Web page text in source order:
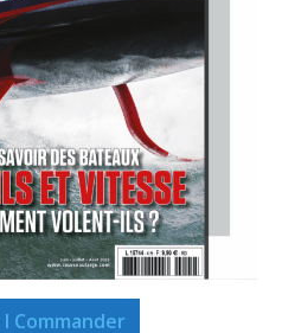
Commander